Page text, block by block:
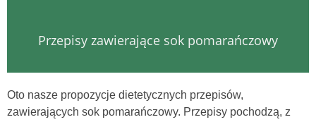
Przepisy zawierające sok pomarańczowy
Oto nasze propozycje dietetycznych przepisów,
zawierających sok pomarańczowy. Przepisy pochodzą, z